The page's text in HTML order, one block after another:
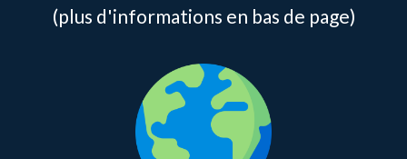
(plus d'informations en bas de page)